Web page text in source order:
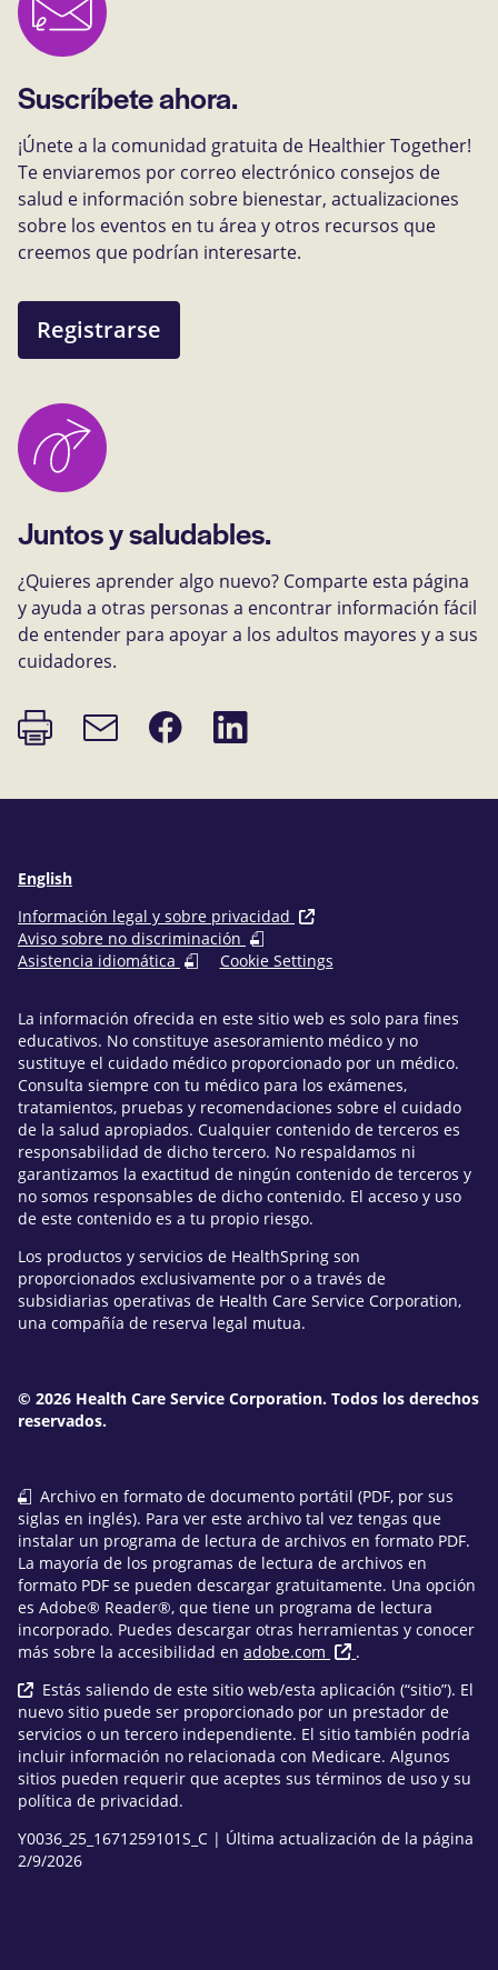
Suscríbete ahora.
¡Únete a la comunidad gratuita de Healthier Together!
Te enviaremos por correo electrónico consejos de
salud e información sobre bienestar, actualizaciones
sobre los eventos en tu área y otros recursos que
creemos que podrían interesarte.
Registrarse
Juntos y saludables.
¿Quieres aprender algo nuevo? Comparte esta página
y ayuda a otras personas a encontrar información fácil
de entender para apoyar a los adultos mayores y a sus
cuidadores.
Imprimir
página
Enlace
de
Compartir
en
Compartir
en
English
Información legal y sobre privacidad
Aviso sobre no discriminación
Asistencia idiomática
Cookie Settings
La información ofrecida en este sitio web es solo para fines
educativos. No constituye asesoramiento médico y no
sustituye el cuidado médico proporcionado por un médico.
Consulta siempre con tu médico para los exámenes,
tratamientos, pruebas y recomendaciones sobre el cuidado
de la salud apropiados. Cualquier contenido de terceros es
responsabilidad de dicho tercero. No respaldamos ni
garantizamos la exactitud de ningún contenido de terceros y
no somos responsables de dicho contenido. El acceso y uso
de este contenido es a tu propio riesgo.
Los productos y servicios de HealthSpring son
proporcionados exclusivamente por o a través de
subsidiarias operativas de Health Care Service Corporation,
una compañía de reserva legal mutua.
© 2026 Health Care Service Corporation. Todos los derechos
reservados.
Archivo en formato de documento portátil (PDF, por sus
siglas en inglés). Para ver este archivo tal vez tengas que
instalar un programa de lectura de archivos en formato PDF.
La mayoría de los programas de lectura de archivos en
formato PDF se pueden descargar gratuitamente. Una opción
es Adobe® Reader®, que tiene un programa de lectura
incorporado. Puedes descargar otras herramientas y conocer
más sobre la accesibilidad en adobe.com
.
Estás saliendo de este sitio web/esta aplicación (“sitio”). El
nuevo sitio puede ser proporcionado por un prestador de
servicios o un tercero independiente. El sitio también podría
incluir información no relacionada con Medicare. Algunos
sitios pueden requerir que aceptes sus términos de uso y su
política de privacidad.
Y0036_25_1671259101S_C | Última actualización de la página
2/9/2026